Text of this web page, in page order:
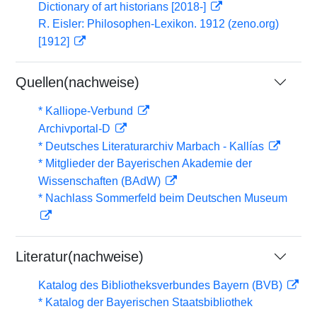
Dictionary of art historians [2018-]
R. Eisler: Philosophen-Lexikon. 1912 (zeno.org)
[1912]
Quellen(nachweise)
* Kalliope-Verbund
Archivportal-D
* Deutsches Literaturarchiv Marbach - Kallías
* Mitglieder der Bayerischen Akademie der
Wissenschaften (BAdW)
* Nachlass Sommerfeld beim Deutschen Museum
Literatur(nachweise)
Katalog des Bibliotheksverbundes Bayern (BVB)
* Katalog der Bayerischen Staatsbibliothek